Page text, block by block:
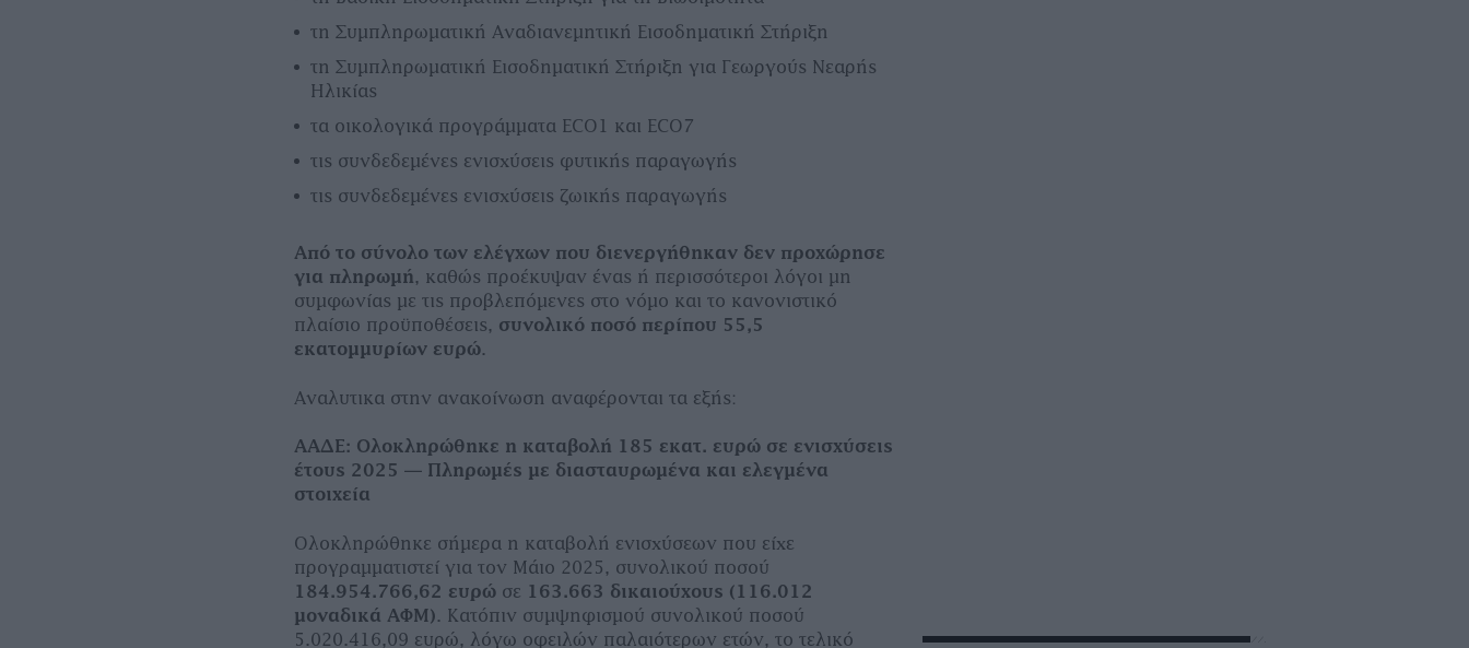
τη Συμπληρωματική Αναδιανεμητική Εισοδηματική Στήριξη
τη Συμπληρωματική Εισοδηματική Στήριξη για Γεωργούς Νεαρής
Ηλικίας
τα οικολογικά προγράμματα ECO1 και ECO7
τις συνδεδεμένες ενισχύσεις φυτικής παραγωγής
τις συνδεδεμένες ενισχύσεις ζωικής παραγωγής
Από το σύνολο των ελέγχων που διενεργήθηκαν δεν προχώρησε
για πληρωμή, καθώς προέκυψαν ένας ή περισσότεροι λόγοι μη
συμφωνίας με τις προβλεπόμενες στο νόμο και το κανονιστικό
πλαίσιο προϋποθέσεις, συνολικό ποσό περίπου 55,5
εκατομμυρίων ευρώ.
Αναλυτικα στην ανακοίνωση αναφέρονται τα εξής:
ΑΑΔΕ: Ολοκληρώθηκε η καταβολή 185 εκατ. ευρώ σε ενισχύσεις
έτους 2025 — Πληρωμές με διασταυρωμένα και ελεγμένα
στοιχεία
Ολοκληρώθηκε σήμερα η καταβολή ενισχύσεων που είχε
προγραμματιστεί για τον Μάιο 2025, συνολικού ποσού
184.954.766,62 ευρώ σε 163.663 δικαιούχους (116.012
μοναδικά ΑΦΜ) . Κατόπιν συμψηφισμού συνολικού ποσού
5.020.416,09 ευρώ, λόγω οφειλών παλαιότερων ετών, το τελικό